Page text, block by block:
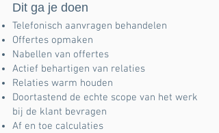
Dit ga je doen
Telefonisch aanvragen behandelen
Offertes opmaken
Nabellen van offertes
Actief behartigen van relaties
Relaties warm houden
Doortastend de echte scope van het werk
bij de klant bevragen
Af en toe calculaties